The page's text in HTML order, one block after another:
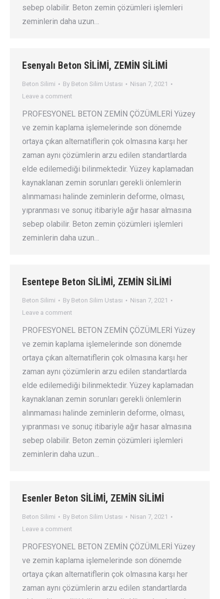
sebep olabilir. Beton zemin çözümleri işlemleri
zeminlerin daha uzun…
Esenyalı Beton SİLİMİ, ZEMİN SİLİMİ
Beton Silimi By Beton Silim Ustası
Nisan 7, 2021
Leave a comment
PROFESYONEL BETON ZEMİN ÇÖZÜMLERİ Yüzey
ve zemin kaplama işlemelerinde son dönemde
ortaya çıkan alternatiflerin çok olmasına karşı her
zaman aynı çözümlerin arzu edilen standartlarda
elde edilemediği bilinmektedir. Yüzey kaplamadan
kaynaklanan zemin sorunları gerekli önlemlerin
alınmaması halinde zeminlerin deforme, olması,
yıpranması ve sonuç itibariyle ağır hasar almasına
sebep olabilir. Beton zemin çözümleri işlemleri
zeminlerin daha uzun…
Esentepe Beton SİLİMİ, ZEMİN SİLİMİ
Beton Silimi By Beton Silim Ustası
Nisan 7, 2021
Leave a comment
PROFESYONEL BETON ZEMİN ÇÖZÜMLERİ Yüzey
ve zemin kaplama işlemelerinde son dönemde
ortaya çıkan alternatiflerin çok olmasına karşı her
zaman aynı çözümlerin arzu edilen standartlarda
elde edilemediği bilinmektedir. Yüzey kaplamadan
kaynaklanan zemin sorunları gerekli önlemlerin
alınmaması halinde zeminlerin deforme, olması,
yıpranması ve sonuç itibariyle ağır hasar almasına
sebep olabilir. Beton zemin çözümleri işlemleri
zeminlerin daha uzun…
Esenler Beton SİLİMİ, ZEMİN SİLİMİ
Beton Silimi By Beton Silim Ustası
Nisan 7, 2021
Leave a comment
PROFESYONEL BETON ZEMİN ÇÖZÜMLERİ Yüzey
ve zemin kaplama işlemelerinde son dönemde
ortaya çıkan alternatiflerin çok olmasına karşı her
zaman aynı çözümlerin arzu edilen standartlarda